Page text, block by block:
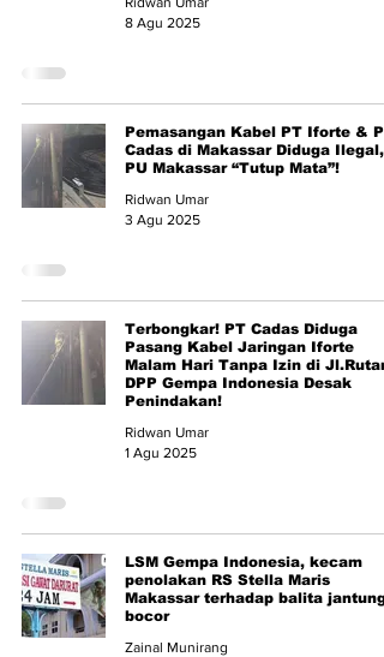
8 Agu 2025
Pemasangan Kabel PT Iforte &
Cadas di Makassar Diduga Ilegal,
PU Makassar “Tutup Mata”!
Ridwan Umar
3 Agu 2025
Terbongkar! PT Cadas Diduga
Pasang Kabel Jaringan Iforte
Malam Hari Tanpa Izin di Jl.Rutan
DPP Gempa Indonesia Desak
Penindakan!
Ridwan Umar
1 Agu 2025
LSM Gempa Indonesia, kecam
penolakan RS Stella Maris
Makassar terhadap balita jantung
bocor
Zainal Munirang